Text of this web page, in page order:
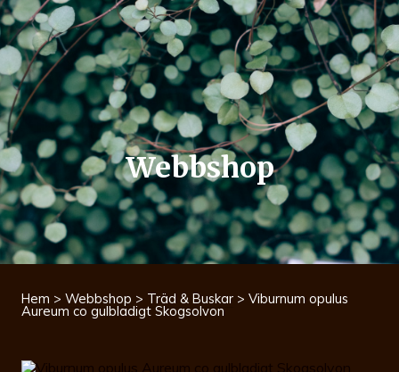
Webbshop
Hem > Webbshop > Träd & Buskar > Viburnum opulus
Aureum co gulbladigt Skogsolvon